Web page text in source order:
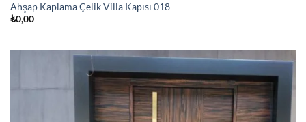
Ahşap Kaplama Çelik Villa Kapısı 018
₺0,00